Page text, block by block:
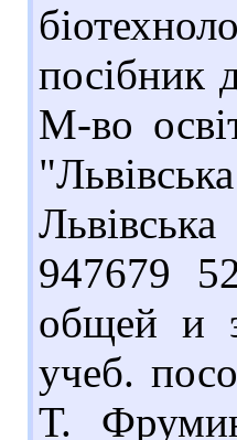
посібник
М-во
947679
общей и
учеб.
Т.